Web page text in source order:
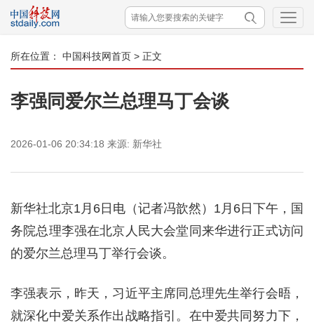
所在位置： 中国科技网首页 > 正文
李强同爱尔兰总理马丁会谈
2026-01-06 20:34:18 来源: 新华社
新华社北京1月6日电（记者冯歆然）1月6日下午，国
务院总理李强在北京人民大会堂同来华进行正式访问
的爱尔兰总理马丁举行会谈。
李强表示，昨天，习近平主席同总理先生举行会晤，
就深化中爱关系作出战略指引。在中爱共同努力下，